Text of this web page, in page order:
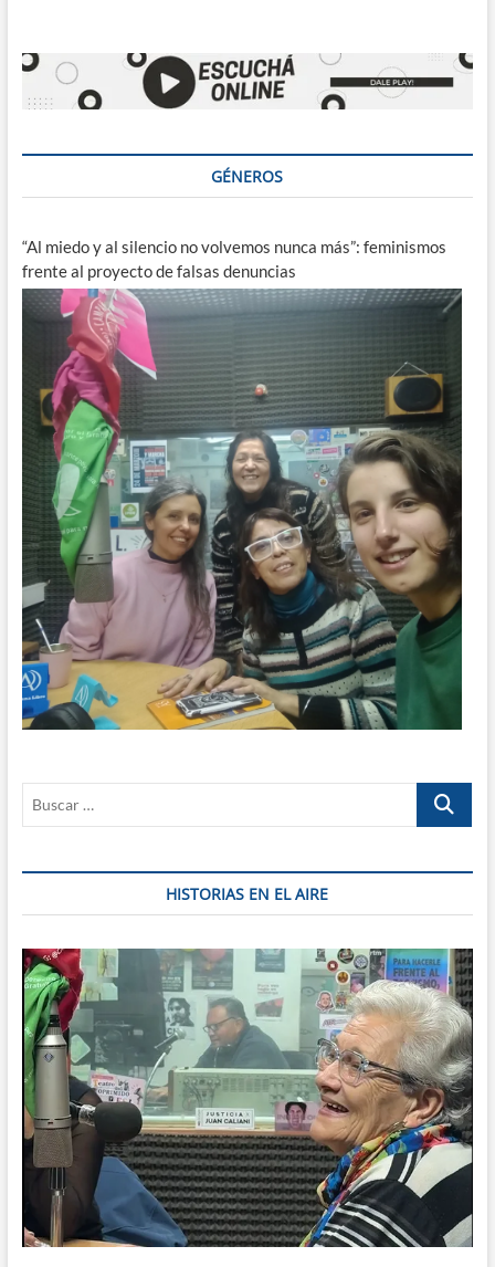
GÉNEROS
“Al miedo y al silencio no volvemos nunca más”: feminismos
frente al proyecto de falsas denuncias
Buscar
HISTORIAS EN EL AIRE